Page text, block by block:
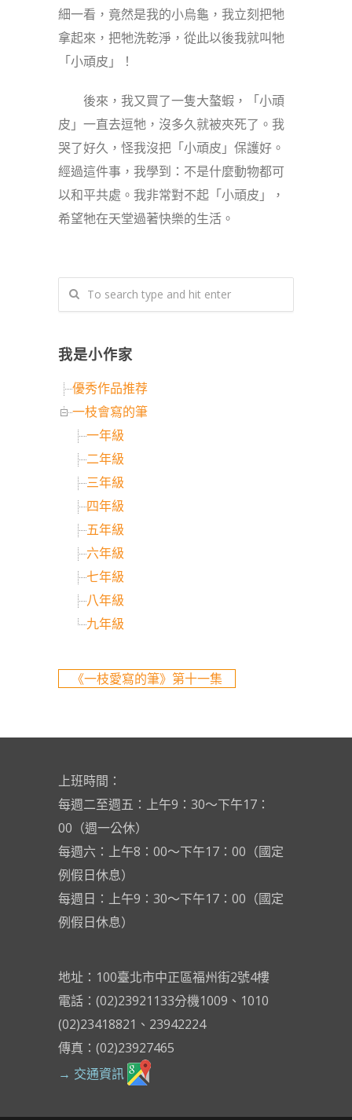
細一看，竟然是我的小烏龜，我立刻把牠
拿起來，把牠洗乾淨，從此以後我就叫牠
「小頑皮」！
後來，我又買了一隻大螯蝦，「小頑
皮」一直去逗牠，沒多久就被夾死了。我
哭了好久，怪我沒把「小頑皮」保護好。
經過這件事，我學到：不是什麼動物都可
以和平共處。我非常對不起「小頑皮」，
希望牠在天堂過著快樂的生活。
我是小作家
優秀作品推荐
一枝會寫的筆
一年級
二年級
三年級
四年級
五年級
六年級
七年級
八年級
九年級
《一枝愛寫的筆》第十一集
上班時間：
每週二至週五：上午9：30～下午17：
00（週一公休）
每週六：上午8：00～下午17：00（國定
例假日休息）
每週日：上午9：30～下午17：00（國定
例假日休息）
地址：100臺北市中正區福州街2號4樓
電話：(02)23921133分機1009、1010
(02)23418821、23942224
傳真：(02)23927465
→ 交通資訊